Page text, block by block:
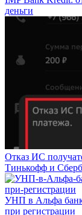
деньги
Отказ ИС
Тинькофф и
УНП в Альфа
при регистрации